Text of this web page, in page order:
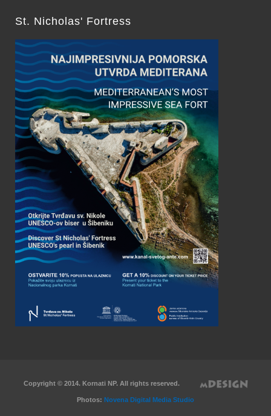
St. Nicholas' Fortress
Copyright © 2014. Kornati NP. All rights reserved.
Photos: Novena Digital Media Studio